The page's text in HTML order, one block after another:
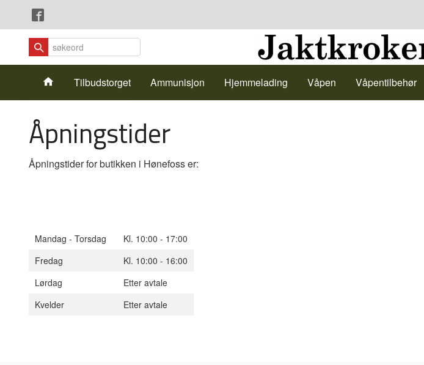
innholdet
ProdukterTilbudstorget Ammunisjon Hjemmelading Våpen Våpentilbehør
Åpningstider
Åpningstider for butikken i Hønefoss er:
Mandag - Torsdag
Kl. 10:00 - 17:00
Fredag
Kl. 10:00 - 16:00
Lørdag
Etter avtale
Kvelder
Etter avtale